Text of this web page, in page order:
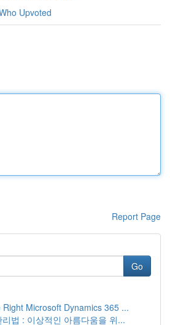
Upvoted
Report Page
Go
Microsoft Dynamics 365 ...
법 : 이상적인 아름다움을 위...